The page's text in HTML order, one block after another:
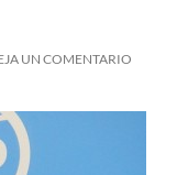
UN COMENTARIO